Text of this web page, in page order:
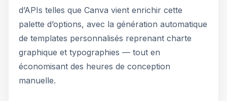
d’APIs telles que Canva vient enrichir cette
palette d’options, avec la génération automatique
de templates personnalisés reprenant charte
graphique et typographies — tout en
économisant des heures de conception
manuelle.